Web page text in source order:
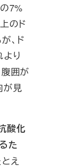
7%
のド
、ド
り
囲が
が見
酸化
た
え